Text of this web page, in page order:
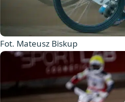
Fot. Mateusz Biskup